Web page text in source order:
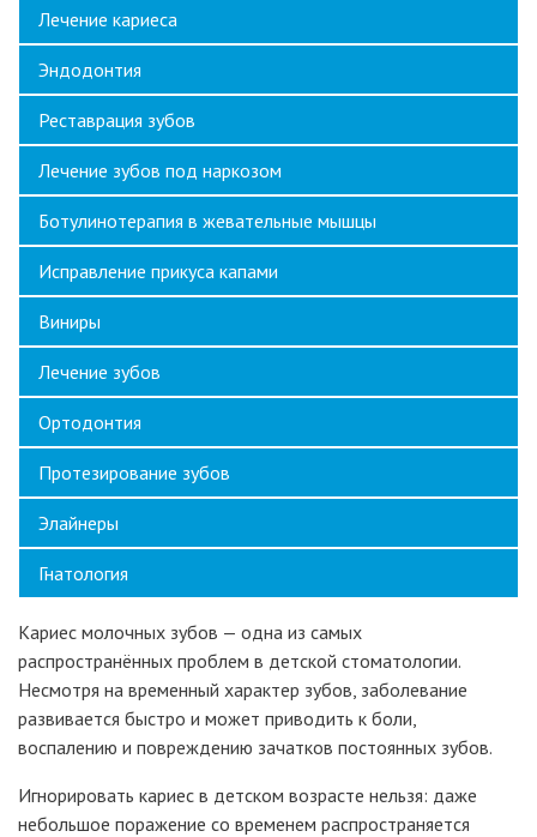
Лечение кариеса
Эндодонтия
Реставрация зубов
Лечение зубов под наркозом
Ботулинотерапия в жевательные мышцы
Исправление прикуса капами
Виниры
Лечение зубов
Ортодонтия
Протезирование зубов
Элайнеры
Гнатология
Кариес молочных зубов — одна из самых
распространённых проблем в детской стоматологии.
Несмотря на временный характер зубов, заболевание
развивается быстро и может приводить к боли,
воспалению и повреждению зачатков постоянных зубов.
Игнорировать кариес в детском возрасте нельзя: даже
небольшое поражение со временем распространяется